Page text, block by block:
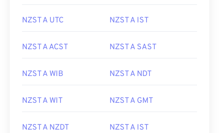
NZST A UTC NZST A IST
NZST A ACST NZST A SAST
NZST A WIB NZST A NDT
NZST A WIT NZST A GMT
NZST A NZDT NZST A IST